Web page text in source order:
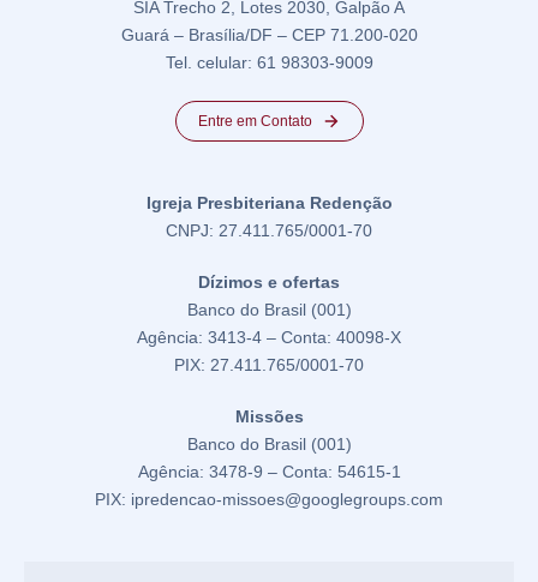
SIA Trecho 2, Lotes 2030, Galpão A
Guará – Brasília/DF – CEP 71.200-020
Tel. celular: 61 98303-9009
Entre em Contato
Igreja Presbiteriana Redenção
CNPJ: 27.411.765/0001-70
Dízimos e ofertas
Banco do Brasil (001)
Agência: 3413-4 – Conta: 40098-X
PIX: 27.411.765/0001-70
Missões
Banco do Brasil (001)
Agência: 3478-9 – Conta: 54615-1
PIX: ipredencao-missoes@googlegroups.com